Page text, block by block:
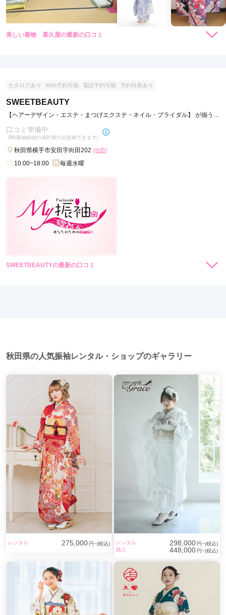
美しい着物 喜久屋の最新の口コミ
カタログあり Web予約可能 電話予約可能 予約特典あり
SWEETBEAUTY
【ヘアーデザイン・エステ・まつげエクステ・ネイル・ブライダル】 が揃うト
口コミ準備中
(My振袖経由の成約者のみ投稿できます)
秋田県横手市安田字向田202 [地図]
10:00~18:00 毎週水曜
SWEETBEAUTYの最新の口コミ
秋田県の人気振袖レンタル・ショップのギャラリー
レンタル 275,000 円~(税込) レンタル 298,000 円~(税込)
購入
448,000 円~(税込)